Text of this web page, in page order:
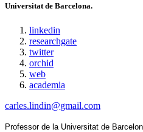
Universitat de Barcelona.
linkedin
researchgate
twitter
orchid
web
academia
carles.lindin@gmail.com
Professor de la Universitat de